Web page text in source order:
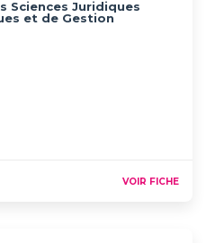
Sciences Juridiques
et de Gestion
VOIR FICHE